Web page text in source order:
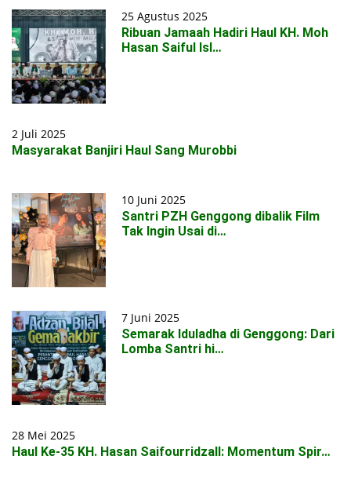
25 Agustus 2025
Ribuan Jamaah Hadiri Haul KH. Moh
Hasan Saiful Isl…
2 Juli 2025
Masyarakat Banjiri Haul Sang Murobbi
10 Juni 2025
Santri PZH Genggong dibalik Film
Tak Ingin Usai di…
7 Juni 2025
Semarak Iduladha di Genggong: Dari
Lomba Santri hi…
28 Mei 2025
Haul Ke-35 KH. Hasan Saifourridzall: Momentum Spir…